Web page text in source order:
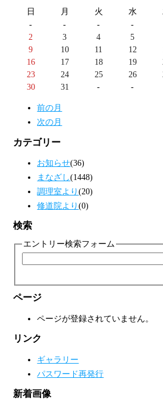
日 月 火 水
-
- - -
2
3 4 5
9
10 11 12
16
17 18 19
23
24 25 26
30
31 - -
前の月
次の月
カテゴリー
お知らせ(36)
まなざし(1448)
調理室より(20)
修道院より(0)
検索
エントリー検索フォーム
ページ
ページが登録されていません。
リンク
ギャラリー
パスワード再発行
新着画像